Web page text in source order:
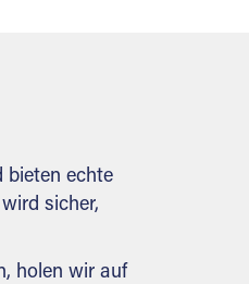
bieten echte
sicher,
holen wir auf